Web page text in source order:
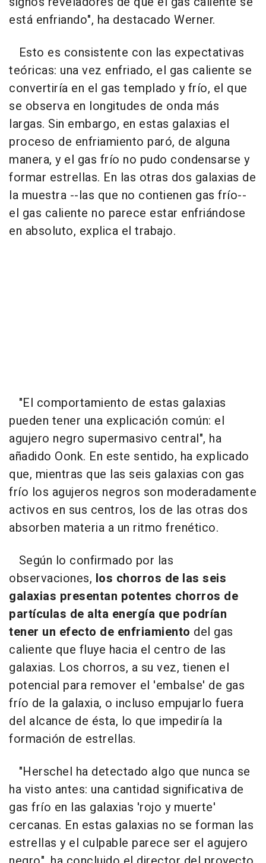
está enfriando", ha destacado Werner.
Esto es consistente con las expectativas
teóricas: una vez enfriado, el gas caliente se
convertiría en el gas templado y frío, el que
se observa en longitudes de onda más
largas. Sin embargo, en estas galaxias el
proceso de enfriamiento paró, de alguna
manera, y el gas frío no pudo condensarse y
formar estrellas. En las otras dos galaxias de
la muestra --las que no contienen gas frío--
el gas caliente no parece estar enfriándose
en absoluto, explica el trabajo.
"El comportamiento de estas galaxias
pueden tener una explicación común: el
agujero negro supermasivo central", ha
añadido Oonk. En este sentido, ha explicado
que, mientras que las seis galaxias con gas
frío los agujeros negros son moderadamente
activos en sus centros, los de las otras dos
absorben materia a un ritmo frenético.
Según lo confirmado por las
observaciones, los chorros de las seis
galaxias presentan potentes chorros de
partículas de alta energía que podrían
tener un efecto de enfriamiento del gas
caliente que fluye hacia el centro de las
galaxias. Los chorros, a su vez, tienen el
potencial para remover el 'embalse' de gas
frío de la galaxia, o incluso empujarlo fuera
del alcance de ésta, lo que impediría la
formación de estrellas.
"Herschel ha detectado algo que nunca se
ha visto antes: una cantidad significativa de
gas frío en las galaxias 'rojo y muerte'
cercanas. En estas galaxias no se forman las
estrellas y el culpable parece ser el agujero